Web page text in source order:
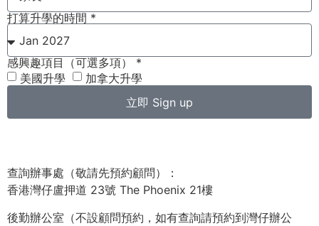
打算升學的時間 *
感興趣項目（可選多項） *
美國升學
加拿大升學
立即 Sign up
查詢辦事處（敬請先預約顧問）：
香港灣仔盧押道 23號 The Phoenix 21樓
後勤辦公室（不設顧問預約，如有查詢請預約到灣仔辦公